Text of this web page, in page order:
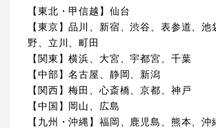
【東北・甲信越】仙台
【東京】品川、新宿、渋谷、表参道、池
野、立川、町田
【関東】横浜、大宮、宇都宮、千葉
【中部】名古屋、静岡、新潟
【関西】梅田、心斎橋、京都、神戸
【中国】岡山、広島
【九州・沖縄】福岡、鹿児島、熊本、沖